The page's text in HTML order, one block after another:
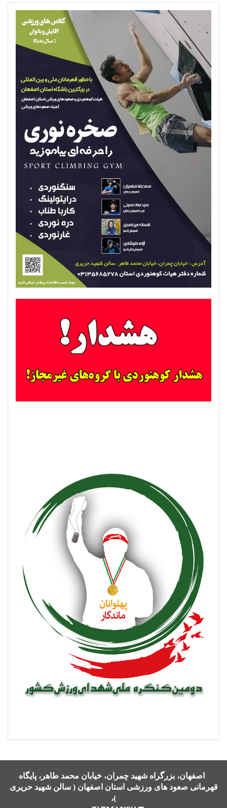
اصفهان، بزرگراه شهید چمران، خیابان محمد طاهر، پایگاه
قهرمانی صعود های ورزشی استان اصفهان ( سالن شهید حریری
)،